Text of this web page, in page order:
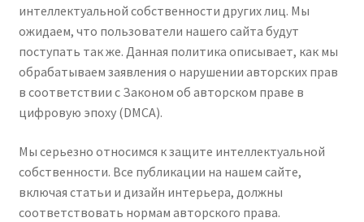
Одежда
Публикации
интеллектуальной собственности других лиц. Мы
ожидаем, что пользователи нашего сайта будут
поступать так же. Данная политика описывает, как мы
обрабатываем заявления о нарушении авторских прав
в соответствии с Законом об авторском праве в
цифровую эпоху (DMCA).
Мы серьезно относимся к защите интеллектуальной
собственности. Все публикации на нашем сайте,
включая статьи и дизайн интерьера, должны
соответствовать нормам авторского права.